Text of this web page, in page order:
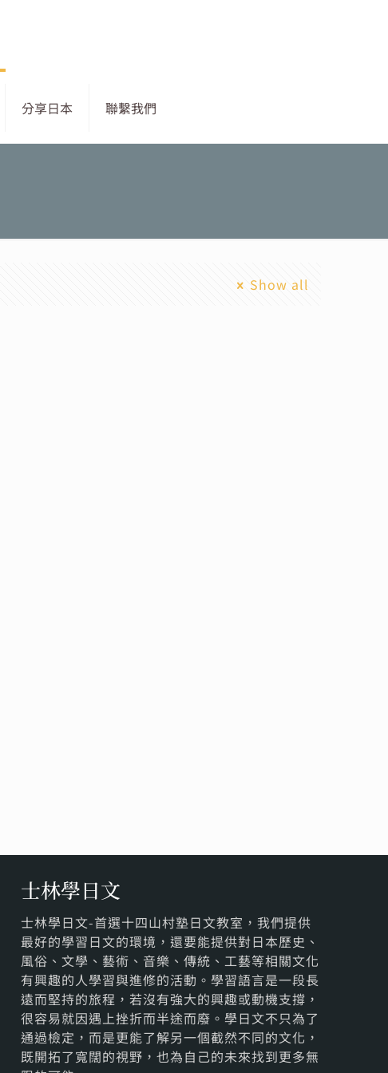
分享日本 聯繫我們
Show all
士林學日文
士林學日文-首選十四山村塾日文教室，我們提供
最好的學習日文的環境，還要能提供對日本歷史、
風俗、文學、藝術、音樂、傳統、工藝等相關文化
有興趣的人學習與進修的活動。學習語言是一段長
遠而堅持的旅程，若沒有強大的興趣或動機支撐，
很容易就因遇上挫折而半途而廢。學日文不只為了
通過檢定，而是更能了解另一個截然不同的文化，
既開拓了寬闊的視野，也為自己的未來找到更多無